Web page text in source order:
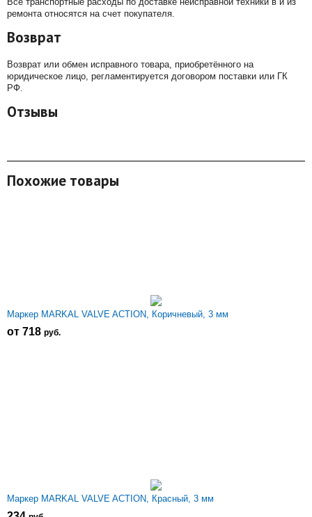
ремонта относятся на счет покупателя.
Возврат
Возврат или обмен исправного товара, приобретённого на
юридическое лицо, регламентируется договором поставки или ГК
РФ.
Отзывы
Похожие товары
Маркер MARKAL VALVE ACTION, Коричневый, 3 мм
от 718 руб.
Маркер MARKAL VALVE ACTION, Красный, 3 мм